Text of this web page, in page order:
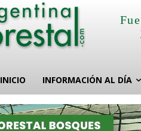
INICIO INFORMACIÓN AL DÍA